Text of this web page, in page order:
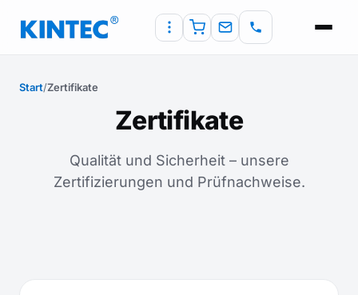
Start/Zertifikate
Zertifikate
Qualität und Sicherheit – unsere
Zertifizierungen und Prüfnachweise.